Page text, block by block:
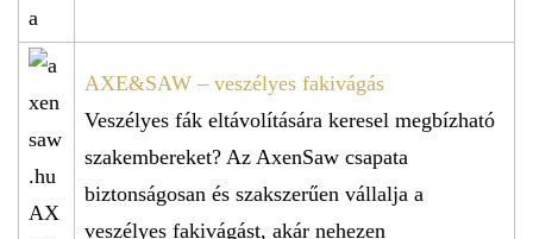
AXE&SAW – veszélyes fakivágás
Veszélyes fák eltávolítására keresel megbízható
szakembereket? Az AxenSaw csapata
biztonságosan és szakszerűen vállalja a
veszélyes fakivágást, akár nehezen